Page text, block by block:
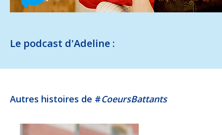
Le podcast d'Adeline :
Autres histoires de #CoeursBattants